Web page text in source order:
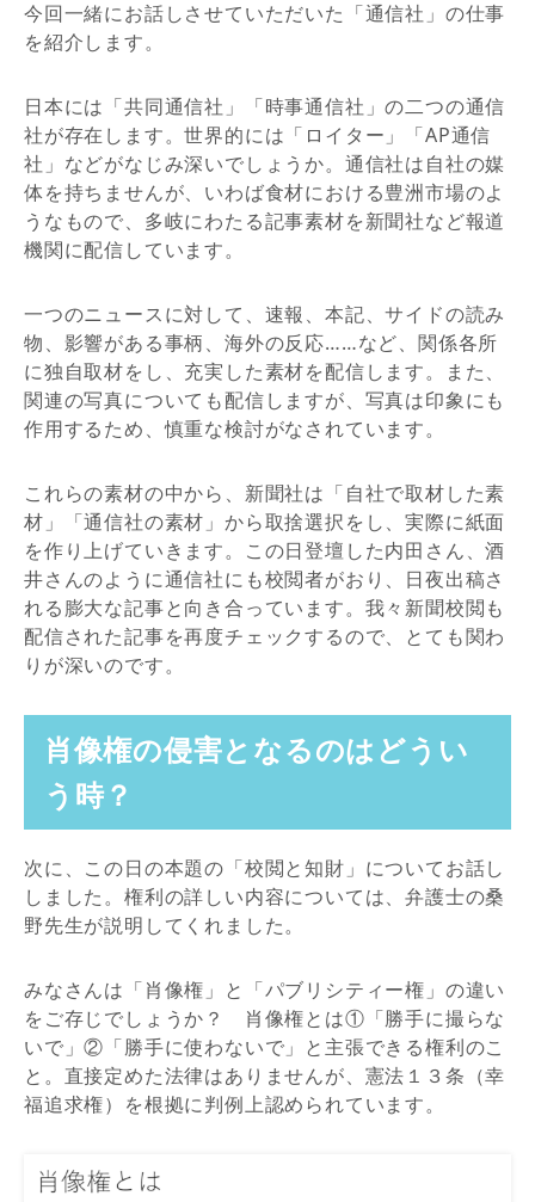
今回一緒にお話しさせていただいた「通信社」の仕事
を紹介します。
日本には「共同通信社」「時事通信社」の二つの通信
社が存在します。世界的には「ロイター」「AP通信
社」などがなじみ深いでしょうか。通信社は自社の媒
体を持ちませんが、いわば食材における豊洲市場のよ
うなもので、多岐にわたる記事素材を新聞社など報道
機関に配信しています。
一つのニュースに対して、速報、本記、サイドの読み
物、影響がある事柄、海外の反応……など、関係各所
に独自取材をし、充実した素材を配信します。また、
関連の写真についても配信しますが、写真は印象にも
作用するため、慎重な検討がなされています。
これらの素材の中から、新聞社は「自社で取材した素
材」「通信社の素材」から取捨選択をし、実際に紙面
を作り上げていきます。この日登壇した内田さん、酒
井さんのように通信社にも校閲者がおり、日夜出稿さ
れる膨大な記事と向き合っています。我々新聞校閲も
配信された記事を再度チェックするので、とても関わ
りが深いのです。
肖像権の侵害となるのはどうい
う時？
次に、この日の本題の「校閲と知財」についてお話し
しました。権利の詳しい内容については、弁護士の桑
野先生が説明してくれました。
みなさんは「肖像権」と「パブリシティー権」の違い
をご存じでしょうか？ 肖像権とは①「勝手に撮らな
いで」②「勝手に使わないで」と主張できる権利のこ
と。直接定めた法律はありませんが、憲法１３条（幸
福追求権）を根拠に判例上認められています。